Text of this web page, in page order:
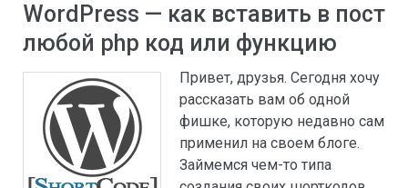
WordPress — как вставить в пост
любой php код или функцию
Привет, друзья. Сегодня хочу
рассказать вам об одной
фишке, которую недавно сам
применил на своем блоге.
Займемся чем-то типа